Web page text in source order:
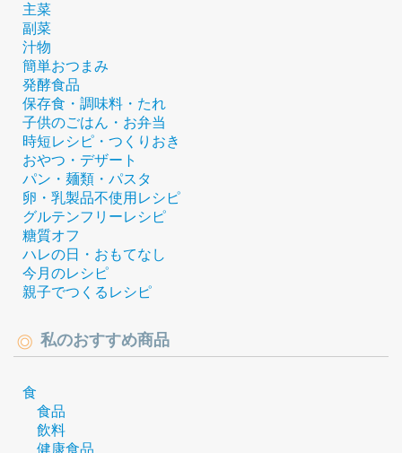
主菜
副菜
汁物
簡単おつまみ
発酵食品
保存食・調味料・たれ
子供のごはん・お弁当
時短レシピ・つくりおき
おやつ・デザート
パン・麺類・パスタ
卵・乳製品不使用レシピ
グルテンフリーレシピ
糖質オフ
ハレの日・おもてなし
今月のレシピ
親子でつくるレシピ
私のおすすめ商品
食
食品
飲料
健康食品